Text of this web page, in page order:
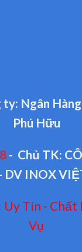
ty: Ngân
Phú Hữu
- Chủ TK:
DV INOX
Uy Tín - Chất
Vụ